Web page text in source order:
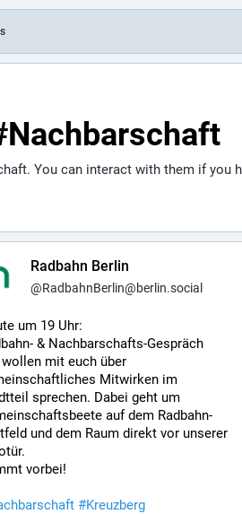
. You can interact with them if you
Radbahn Berlin
@RadbahnBerlin@berlin.social
um 19 Uhr:
& Nachbarschafts-Gespräch
mit euch über
Mitwirken im
sprechen. Dabei geht um
auf dem Radbahn-
und dem Raum direkt vor unserer
vorbei!
#Kreuzberg